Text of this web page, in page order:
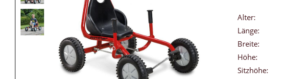
Alter:
Länge:
Breite:
Höhe:
Sitzhöhe: